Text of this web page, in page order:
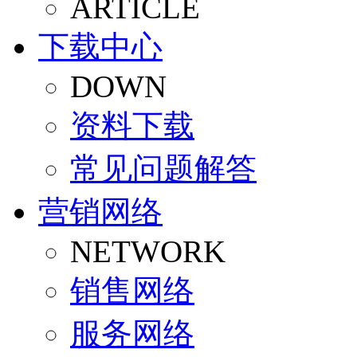
安全阀
气动阀门
真空阀
ARTICLE
下载中心
DOWN
资料下载
常见问题解答
营销网络
NETWORK
销售网络
服务网络